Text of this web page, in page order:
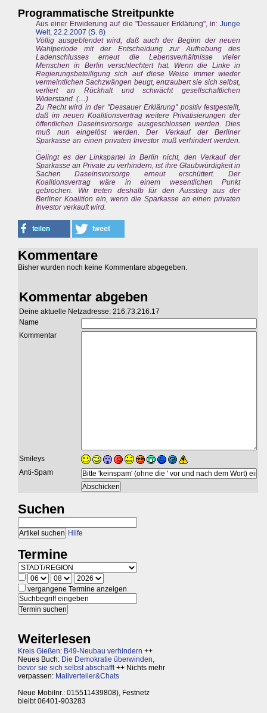
Programmatische Streitpunkte
Aus einer Erwiderung auf die "Dessauer Erklärung", in:Junge
Welt, 22.2.2007 (S. 8)
Völlig ausgeblendet wird, daß auch der Beginn der neuen
Wahlperiode mit der Entscheidung zur Aufhebung des
Ladenschlusses erneut die Lebensverhältnisse vieler
Menschen in Berlin verschlechtert hat. Wenn die Linke in
Regierungsbeteiligung sich auf diese Weise immer wieder
vermeintlichen Sachzwängen beugt, entzaubert sie sich selbst,
verliert an Rückhalt und schwächt gesellschaftlichen
Widerstand. (…)
Zu Recht wird in der "Dessauer Erklärung" positiv festgestellt,
daß im neuen Koalitionsvertrag weitere Privatisierungen der
öffentlichen Daseinsvorsorge ausgeschlossen werden. Dies
muß nun eingelöst werden. Der Verkauf der Berliner
Sparkasse an einen privaten Investor muß verhindert werden.
...
Gelingt es der Linkspartei in Berlin nicht, den Verkauf der
Sparkasse an Private zu verhindern, ist ihre Glaubwürdigkeit in
Sachen Daseinsvorsorge erneut erschüttert. Der
Koalitionsvertrag wäre in einem wesentlichen Punkt
gebrochen. Wir treten deshalb für den Ausstieg aus der
Berliner Koalition ein, wenn die Sparkasse an einen privaten
Investor verkauft wird.
Kommentare
Bisher wurden noch keine Kommentare abgegeben.
Kommentar abgeben
Deine aktuelle Netzadresse: 216.73.216.17
Name
Kommentar
Smileys
Anti-Spam
Suchen
Hilfe
Termine
vergangene Termine anzeigen
Weiterlesen
Kreis Gießen: B49-Neubau verhindern ++
Neues Buch: Die Demokratie überwinden,
bevor sie sich selbst abschafft++ Nichts mehr
verpassen: Mailverteiler&Chats
Neue Mobilnr.: 015511439808), Festnetz
bleibt 06401-903283